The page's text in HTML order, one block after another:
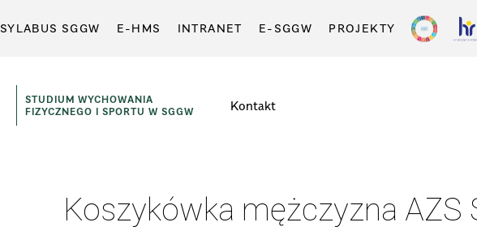
SYLABUS SGGW E-HMS INTRANET E-SGGW PROJEKTY
STUDIUM WYCHOWANIA
FIZYCZNEGO I SPORTU W SGGW
Kontakt
Koszykówka mężczyzna AZS